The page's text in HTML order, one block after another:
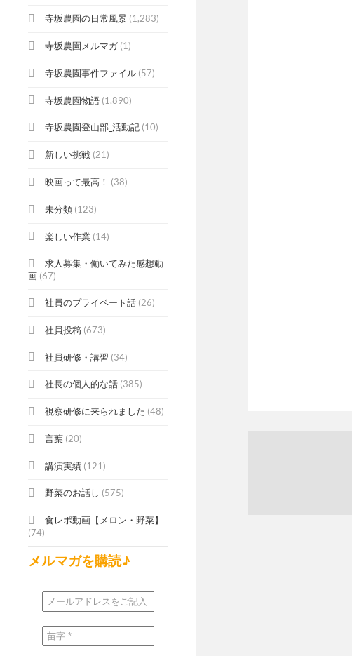
寺坂農園の日常風景 (1,283)
寺坂農園メルマガ(1)
寺坂農園事件ファイル (57)
寺坂農園物語 (1,890)
寺坂農園登山部_活動記 (10)
新しい挑戦 (21)
映画って最高！ (38)
未分類 (123)
楽しい作業 (14)
求人募集・働いてみた感想動
画 (67)
社員のプライベート話 (26)
社員投稿 (673)
社員研修・講習 (34)
社長の個人的な話 (385)
視察研修に来られました (48)
言葉 (20)
講演実績 (121)
野菜のお話し (575)
食レポ動画【メロン・野菜】
(74)
メルマガを購読♪
メ
ー
ル
ド
レ
ス
苗
字
*